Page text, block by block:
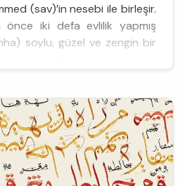
(sav)’in nesebi ile birleşir.
önce iki defa evlilik yapmış
soylu, güzel ve zengin bir